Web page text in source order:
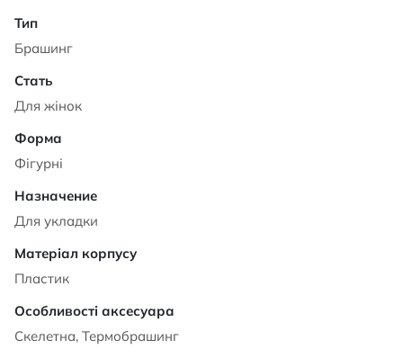
Брашинг
Для жінок
Фігурні
Для укладки
Пластик
Скелетна, Термобрашинг